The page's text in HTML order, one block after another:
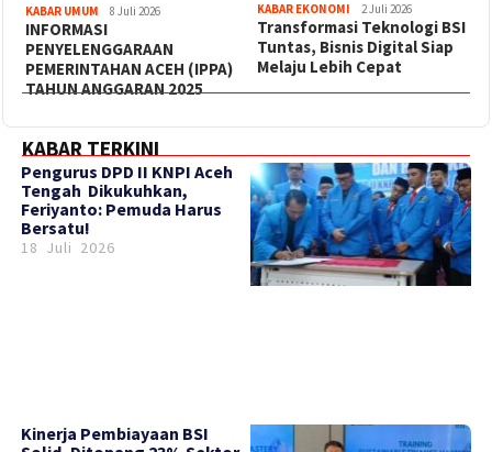
KABAR UMUM 8 Juli 2026
INFORMASI
PENYELENGGARAAN
PEMERINTAHAN ACEH (IPPA)
TAHUN ANGGARAN 2025
KABAR EKONOMI 2 Juli 2026
Transformasi Teknologi BSI
Tuntas, Bisnis Digital Siap
Melaju Lebih Cepat
KABAR TERKINI
‎Pengurus DPD II KNPI Aceh
Tengah Dikukuhkan,
Feriyanto: Pemuda Harus
Bersatu!
18 Juli 2026
Kinerja Pembiayaan BSI